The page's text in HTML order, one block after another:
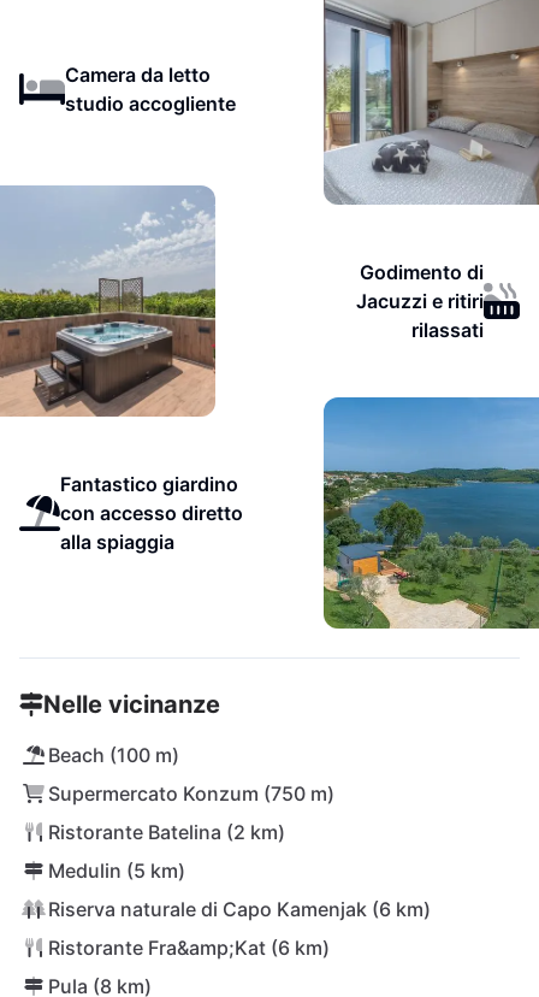
Camera da letto
studio accogliente
Godimento di
Jacuzzi e ritiri
rilassati
Fantastico giardino
con accesso diretto
alla spiaggia
Nelle vicinanze
Beach (100 m)
Supermercato Konzum (750 m)
Ristorante Batelina (2 km)
Medulin (5 km)
Riserva naturale di Capo Kamenjak (6 km)
Ristorante Fra&amp;Kat (6 km)
Pula (8 km)